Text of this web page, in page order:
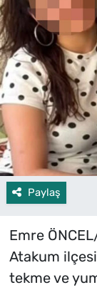
Paylaş
Emre
Atakum
tekme ve